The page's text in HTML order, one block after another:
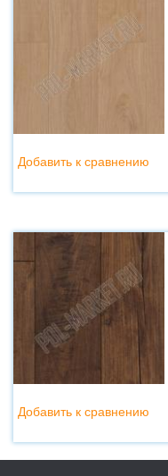
Добавить к сравнению
Добавить к сравнению